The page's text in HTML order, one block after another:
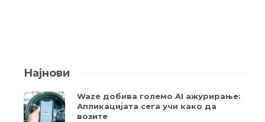
Најнови
Waze добива големо AI ажурирање:
Апликацијата сега учи како да
возите